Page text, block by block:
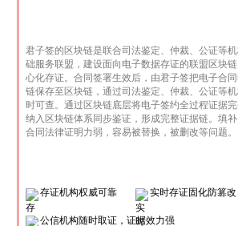
君子签的区块链是联合司法鉴定、仲裁、公证等
础服务联盟，建设面向电子数据存证的联盟区块
心化存证。合同签署生效后，由君子签把电子合
链保存至区块链，通过司法鉴定、仲裁、公证等
时可查。通过区块链底层将电子签约全过程证据
纳入区块链体系同步鉴证，形成完整证据链。填
合同法律证明力弱，容易被替换，被删改等问题。
存证机构权威可靠 实时存证固化防篡改
公信机构随时取证，证据效力强